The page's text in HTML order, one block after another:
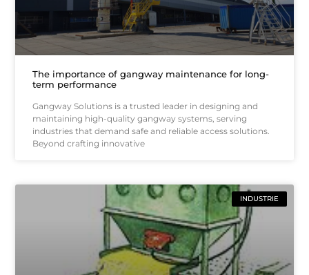
The importance of gangway maintenance for long-
term performance
Gangway Solutions is a trusted leader in designing and
maintaining high-quality gangway systems, serving
industries that demand safe and reliable access solutions.
Beyond crafting innovative
INDUSTRIE